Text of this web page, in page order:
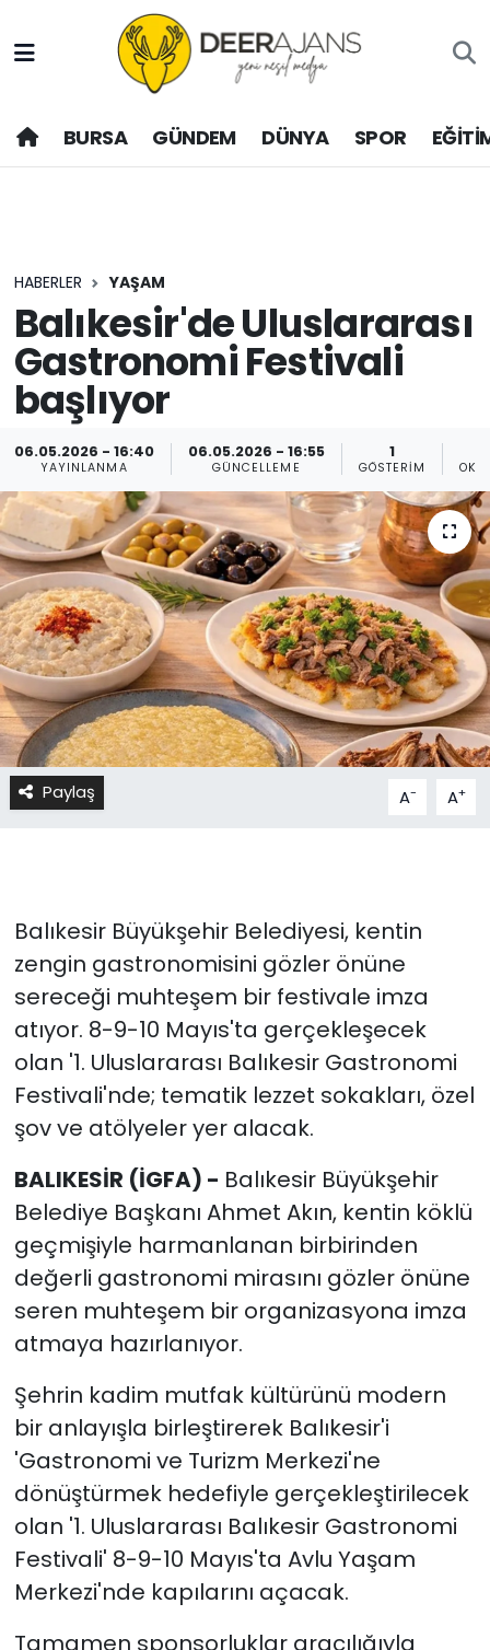
BURSA GÜNDEM DÜNYA SPOR
HABERLER YAŞAM
Balıkesir'de Uluslararası
Gastronomi Festivali
başlıyor
06.05.2026 - 16:40
YAYINLANMA
06.05.2026 - 16:55
GÜNCELLEME
1
GÖSTERIM
Paylaş A- A+
Balıkesir Büyükşehir Belediyesi, kentin
zengin gastronomisini gözler önüne
sereceği muhteşem bir festivale imza
atıyor. 8-9-10 Mayıs'ta gerçekleşecek
olan '1. Uluslararası Balıkesir Gastronomi
Festivali'nde; tematik lezzet sokakları, özel
şov ve atölyeler yer alacak.
BALIKESİR (İGFA) - Balıkesir Büyükşehir
Belediye Başkanı Ahmet Akın, kentin köklü
geçmişiyle harmanlanan birbirinden
değerli gastronomi mirasını gözler önüne
seren muhteşem bir organizasyona imza
atmaya hazırlanıyor.
Şehrin kadim mutfak kültürünü modern
bir anlayışla birleştirerek Balıkesir'i
'Gastronomi ve Turizm Merkezi'ne
dönüştürmek hedefiyle gerçekleştirilecek
olan '1. Uluslararası Balıkesir Gastronomi
Festivali' 8-9-10 Mayıs'ta Avlu Yaşam
Merkezi'nde kapılarını açacak.
Tamamen sponsorluklar aracılığıyla
Hava Durumu
Trafik Durumu
Son Dakika Haberleri
Haber Arşivi